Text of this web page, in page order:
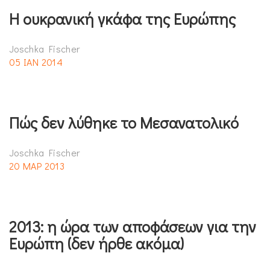
Η ουκρανική γκάφα της Ευρώπης
Joschka Fischer
05 ΙΑΝ 2014
Πώς δεν λύθηκε το Μεσανατολικό
Joschka Fischer
20 ΜΑΡ 2013
2013: η ώρα των αποφάσεων για την
Ευρώπη (δεν ήρθε ακόμα)